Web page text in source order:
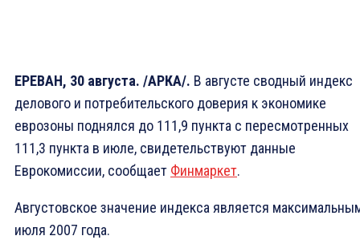
ЕРЕВАН, 30 августа. /АРКА/. В августе сводный индекс
делового и потребительского доверия к экономике
еврозоны поднялся до 111,9 пункта с пересмотренных
111,3 пункта в июле, свидетельствуют данные
Еврокомиссии, сообщает Финмаркет.
Августовское значение индекса является
июля 2007 года.